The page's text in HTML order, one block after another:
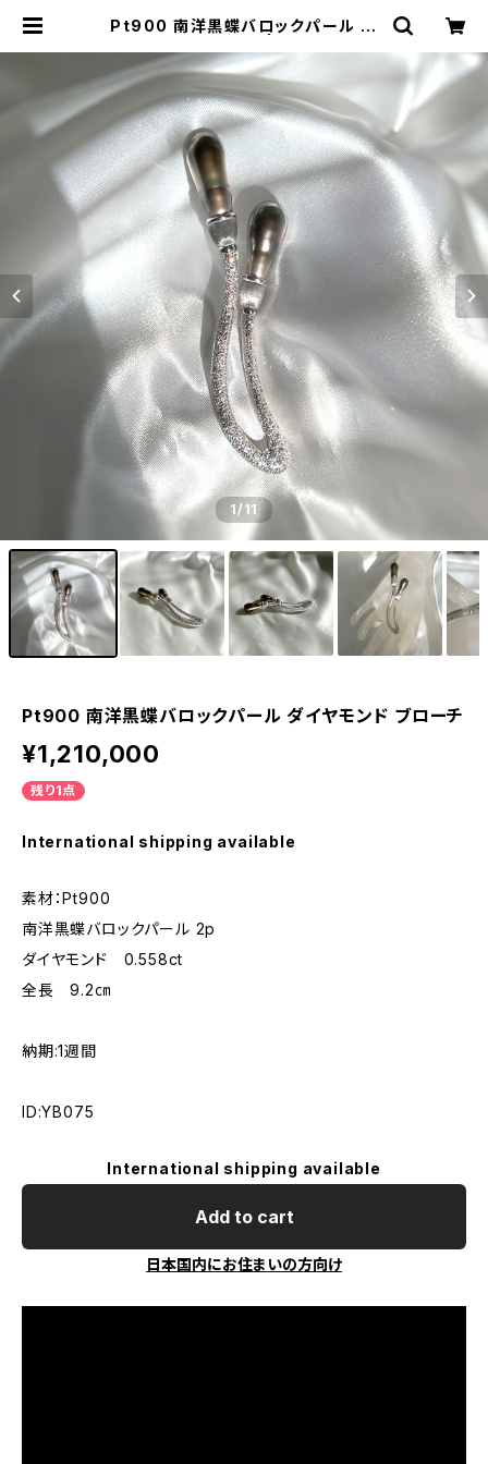
Pt900 南洋黒蝶バロックパール ダ
1/11
Pt900 南洋黒蝶バロックパール ダイヤモンド ブローチ
¥1,210,000
残り1点
International shipping available
素材：Pt900
南洋黒蝶バロックパール 2p
ダイヤモンド 0.558ct
全長 9.2㎝
納期:1週間
ID:YB075
International shipping available
Add to cart
日本国内にお住まいの方向け